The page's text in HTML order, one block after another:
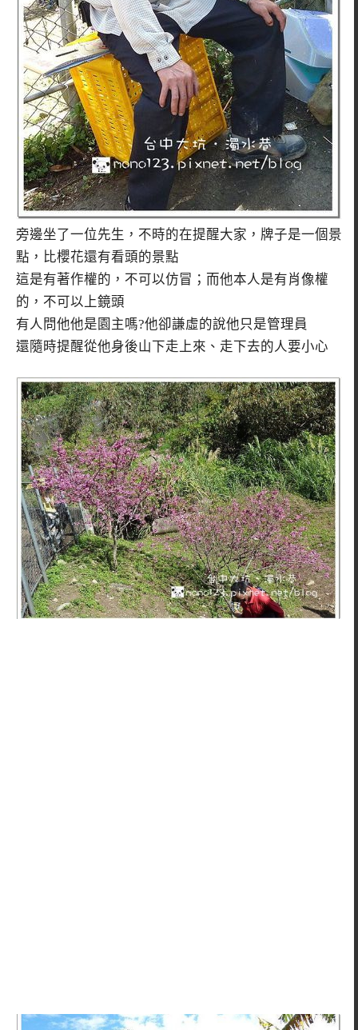
旁邊坐了一位先生，不時的在提醒大家，牌子是一個景
點，比櫻花還有看頭的景點
這是有著作權的，不可以仿冒；而他本人是有肖像權
的，不可以上鏡頭
有人問他他是園主嗎?他卻謙虛的說他只是管理員
還隨時提醒從他身後山下走上來、走下去的人要小心